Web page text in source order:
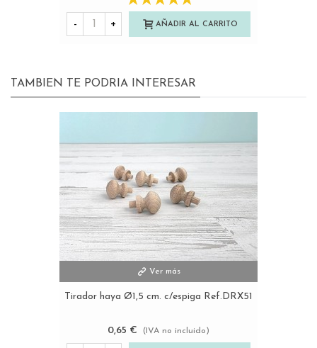
- + AÑADIR AL CARRITO
TAMBIEN TE PODRIA INTERESAR
Ver más
Tirador haya Ø1,5 cm. c/espiga Ref.DRX51
0,65 € (IVA no incluido)